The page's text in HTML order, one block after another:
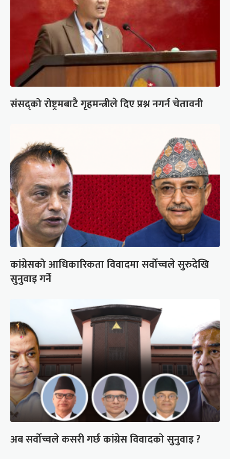
संसद्को रोष्ट्रमबाटै गृहमन्त्रीले दिए प्रश्न नगर्न चेतावनी
कांग्रेसको आधिकारिकता विवादमा सर्वोच्चले सुरुदेखि
सुनुवाइ गर्ने
अब सर्वोच्चले कसरी गर्छ कांग्रेस विवादको सुनुवाइ ?